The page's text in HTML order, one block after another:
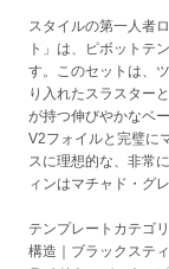
スタイルの第一人者
ト」は、ピボットテ
す。このセットは、
り入れたスラスター
が持つ伸びやかなベ
V2フォイルと完璧に
スに理想的な、非常
ィンはマチャド・グ
テンプレートカテゴ
構造｜ブラックステ